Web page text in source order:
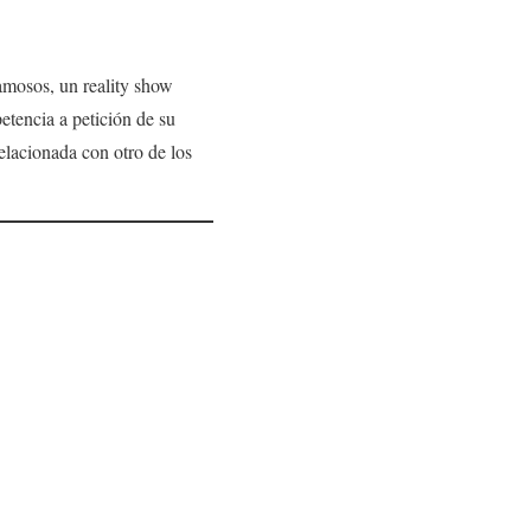
un reality show
a petición de su
con otro de los